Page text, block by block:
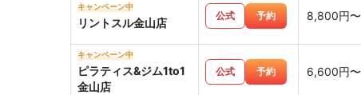
キャンペーン中
リントスル金山店
公式 予約 8,800円〜
キャンペーン中
ピラティス&ジム1to1
金山店
公式 予約 6,600円〜